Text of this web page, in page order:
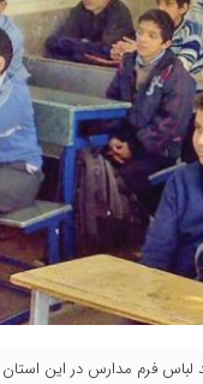
فرم مدارس در این استان